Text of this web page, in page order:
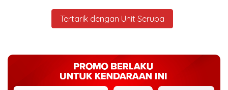
Tertarik dengan Unit Serupa